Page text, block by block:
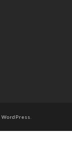
WordPress